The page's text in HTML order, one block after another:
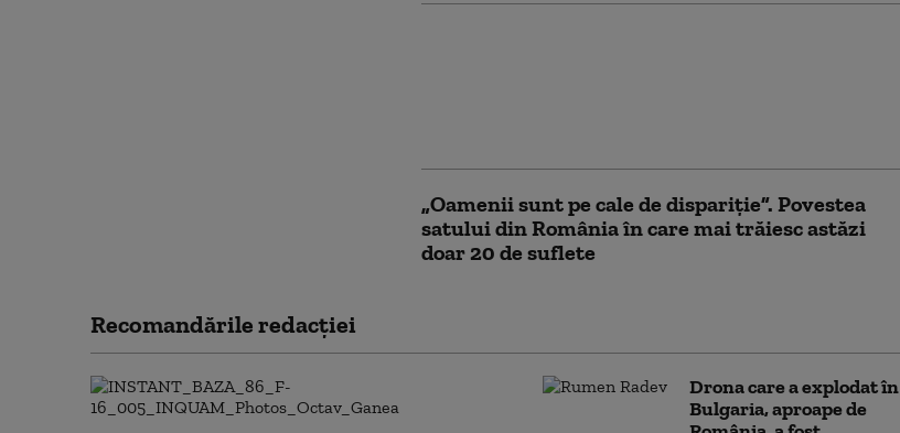
„Oamenii sunt pe cale de dispariție”. Povestea
satului din România în care mai trăiesc astăzi
doar 20 de suflete
Recomandările redacţiei
Drona care a explodat în
Bulgaria, aproape de